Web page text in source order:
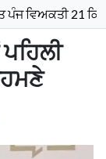
21 ਕਿਲੋ